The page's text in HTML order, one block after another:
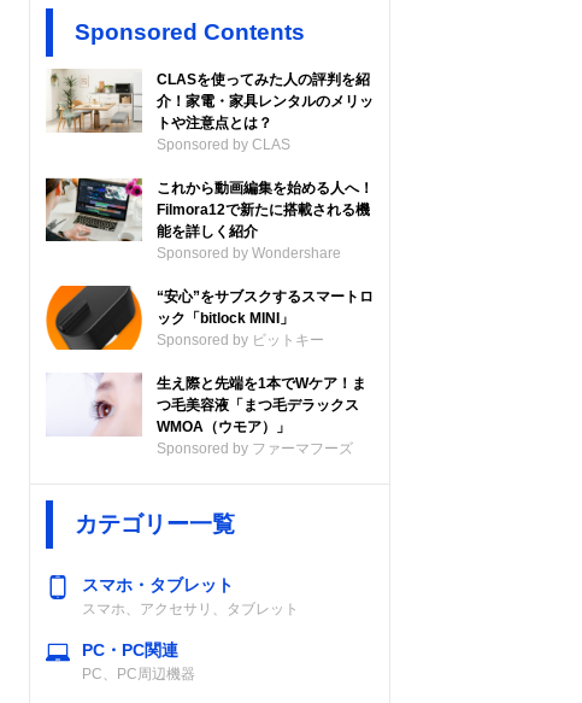
Sponsored Contents
CLASを使ってみた人の評判を紹
介！家電・家具レンタルのメリッ
トや注意点とは？
Sponsored by CLAS
これから動画編集を始める人へ！
Filmora12で新たに搭載される機
能を詳しく紹介
Sponsored by Wondershare
“安心”をサブスクするスマートロ
ック「bitlock MINI」
Sponsored by ビットキー
生え際と先端を1本でWケア！ま
つ毛美容液「まつ毛デラックス
WMOA（ウモア）」
Sponsored by ファーマフーズ
カテゴリー一覧
スマホ・タブレット
スマホ、アクセサリ、タブレット
PC・PC関連
PC、PC周辺機器